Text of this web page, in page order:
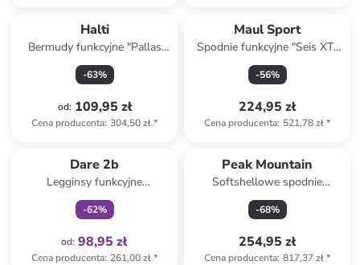
Halti
Bermudy funkcyjne "Pallas
Cool" w kolorze zielonym
-63%
od: 109,95 zł
Cena producenta: 304,50 zł*
Maul Sport
Spodnie funkcyjne "Seis XT"
w kolorze niebieskim
-56%
224,95 zł
Cena producenta: 521,78 zł*
Dare 2b
Legginsy funkcyjne
"Influential II" w kolorze
granatowym
-62%
od: 98,95 zł
Cena producenta: 261,00 zł*
Peak Mountain
Softshellowe spodnie
narciarskie "Afuzzono" w
kolorze czarnym
-68%
254,95 zł
Cena producenta: 817,37 zł*